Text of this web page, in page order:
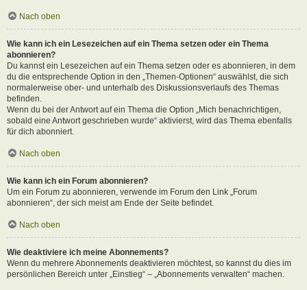
Nach oben
Wie kann ich ein Lesezeichen auf ein Thema setzen oder ein Thema
abonnieren?
Du kannst ein Lesezeichen auf ein Thema setzen oder es abonnieren, in dem
du die entsprechende Option in den „Themen-Optionen“ auswählst, die sich
normalerweise ober- und unterhalb des Diskussionsverlaufs des Themas
befinden.
Wenn du bei der Antwort auf ein Thema die Option „Mich benachrichtigen,
sobald eine Antwort geschrieben wurde“ aktivierst, wird das Thema ebenfalls
für dich abonniert.
Nach oben
Wie kann ich ein Forum abonnieren?
Um ein Forum zu abonnieren, verwende im Forum den Link „Forum
abonnieren“, der sich meist am Ende der Seite befindet.
Nach oben
Wie deaktiviere ich meine Abonnements?
Wenn du mehrere Abonnements deaktivieren möchtest, so kannst du dies im
persönlichen Bereich unter „Einstieg“ – „Abonnements verwalten“ machen.